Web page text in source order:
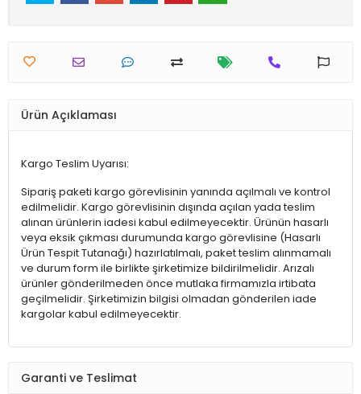
Ürün Açıklaması
Kargo Teslim Uyarısı:
Sipariş paketi kargo görevlisinin yanında açılmalı ve kontrol
edilmelidir. Kargo görevlisinin dışında açılan yada teslim
alınan ürünlerin iadesi kabul edilmeyecektir. Ürünün hasarlı
veya eksik çıkması durumunda kargo görevlisine (Hasarlı
Ürün Tespit Tutanağı) hazırlatılmalı, paket teslim alınmamalı
ve durum form ile birlikte şirketimize bildirilmelidir. Arızalı
ürünler gönderilmeden önce mutlaka firmamızla irtibata
geçilmelidir. Şirketimizin bilgisi olmadan gönderilen iade
kargolar kabul edilmeyecektir.
Garanti ve Teslimat